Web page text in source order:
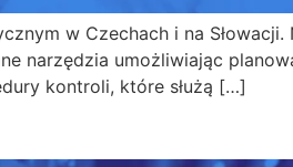
w Czechach i na
narzędzia umożliwiając
kontroli, które służą […]